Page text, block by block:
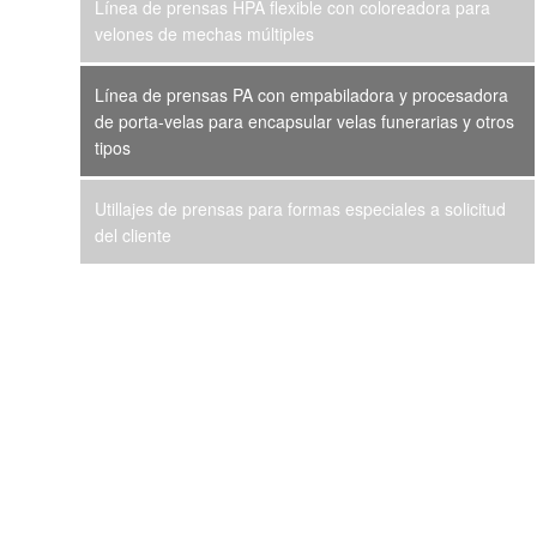
Línea de prensas HPA flexible con coloreadora para
velones de mechas múltiples
Línea de prensas PA con empabiladora y procesadora
de porta-velas para encapsular velas funerarias y otros
tipos
Utillajes de prensas para formas especiales a solicitud
del cliente